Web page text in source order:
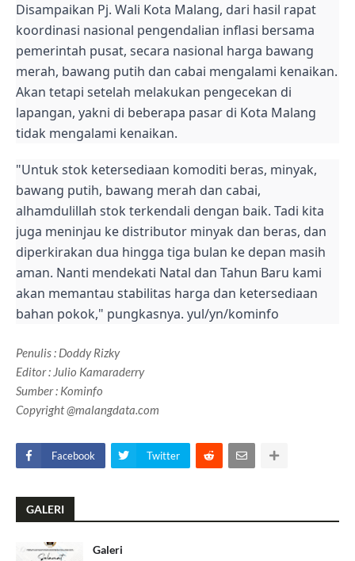
Disampaikan Pj. Wali Kota Malang, dari hasil rapat
koordinasi nasional pengendalian inflasi bersama
pemerintah pusat, secara nasional harga bawang
merah, bawang putih dan cabai mengalami kenaikan.
Akan tetapi setelah melakukan pengecekan di
lapangan, yakni di beberapa pasar di Kota Malang
tidak mengalami kenaikan.
"Untuk stok ketersediaan komoditi beras, minyak,
bawang putih, bawang merah dan cabai,
alhamdulillah stok terkendali dengan baik. Tadi kita
juga meninjau ke distributor minyak dan beras, dan
diperkirakan dua hingga tiga bulan ke depan masih
aman. Nanti mendekati Natal dan Tahun Baru kami
akan memantau stabilitas harga dan ketersediaan
bahan pokok," pungkasnya. yul/yn/kominfo
Penulis: Doddy Rizky
Editor : Julio Kamaraderry
Sumber : Kominfo
Copyright @malangdata.com
Facebook Twitter
GALERI
Galeri